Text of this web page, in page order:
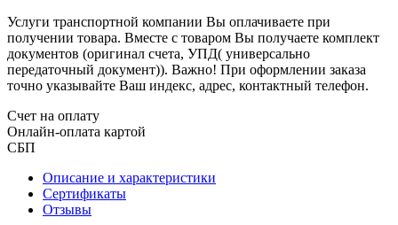
Услуги транспортной компании Вы оплачиваете при
получении товара. Вместе с товаром Вы получаете комплект
документов (оригинал счета, УПД( универсально
передаточный документ)). Важно! При оформлении заказа
точно указывайте Ваш индекс, адрес, контактный телефон.
Счет на оплату
Онлайн-оплата картой
СБП
Описание и характеристики
Сертификаты
Отзывы